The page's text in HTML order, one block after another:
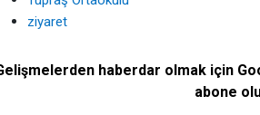
ziyaret
haberdar olmak için
abone